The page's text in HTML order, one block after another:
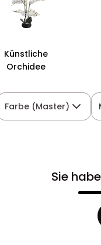
Künstliche
Orchidee
Farbe (Master)
Sie